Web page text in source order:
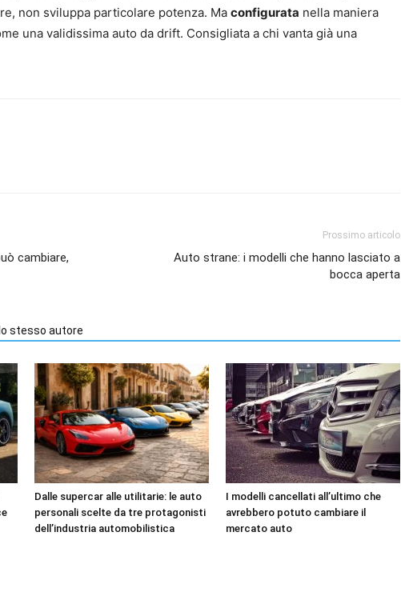
non sviluppa particolare potenza. Ma configurata nella maniera
una validissima auto da drift. Consigliata a chi vanta già una
cambiare,
Prossimo articolo
Auto strane: i modelli che hanno lasciato a
bocca aperta
stesso autore
Dalle supercar alle utilitarie: le auto
personali scelte da tre protagonisti
dell’industria automobilistica
I modelli cancellati all’ultimo che
avrebbero potuto cambiare il
mercato auto